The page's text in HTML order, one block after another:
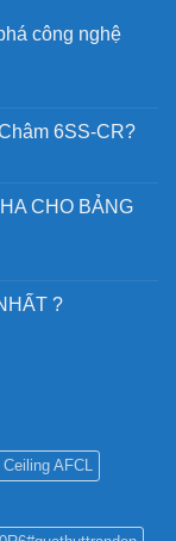
công nghệ
6SS-CR?
CHO BẢNG
?
AFCL